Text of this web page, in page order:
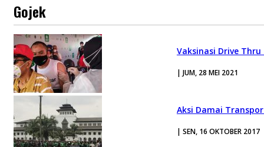
Gojek
Vaksinasi Drive
| JUM, 28 MEI 2021
Aksi Damai
| SEN, 16 OKTOBER 2017